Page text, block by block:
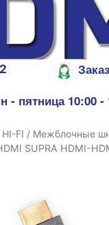
- пятница 10:00 -
FI / Межблочные
SUPRA HDMI-